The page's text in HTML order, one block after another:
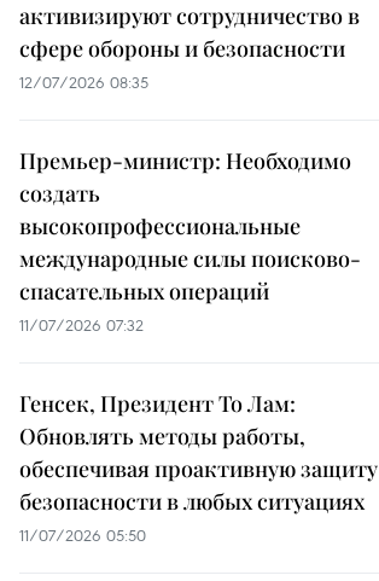
активизируют сотрудничество в
сфере обороны и безопасности
12/07/2026 08:35
Премьер-министр: Необходимо
создать
высокопрофессиональные
международные силы поисково-
спасательных операций
11/07/2026 07:32
Генсек, Президент То Лам:
Обновлять методы работы,
обеспечивая проактивную защиту
безопасности в любых ситуациях
11/07/2026 05:50